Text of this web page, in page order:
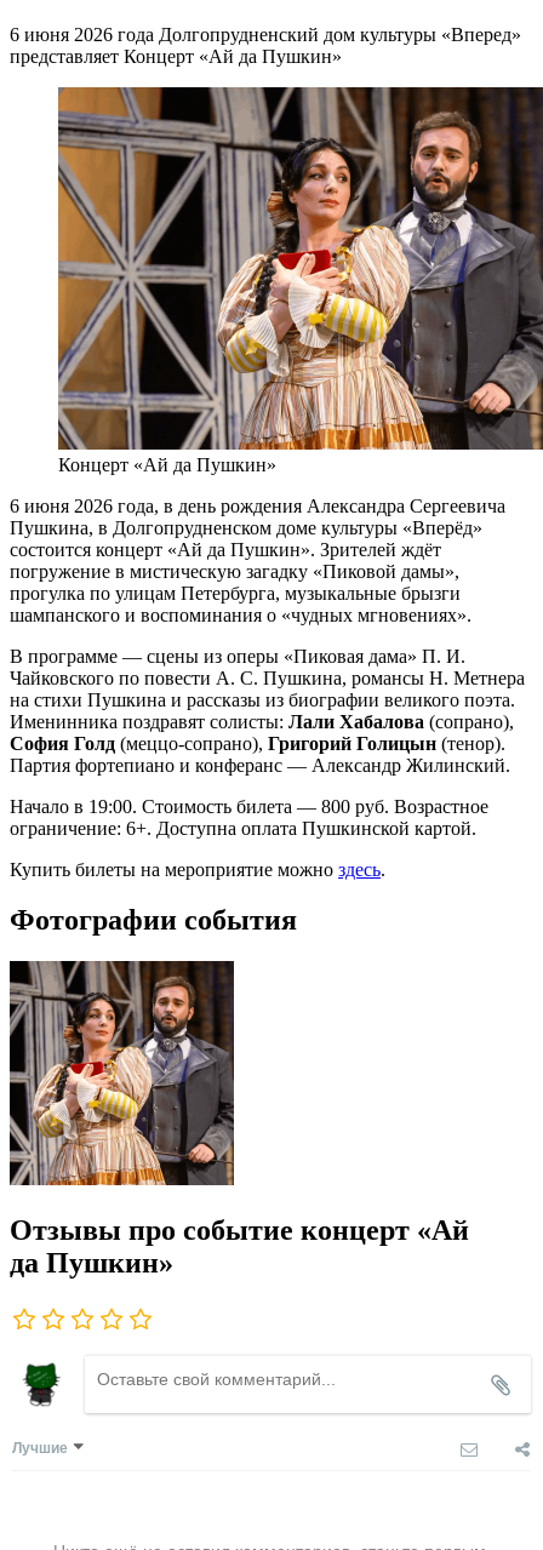
6 июня 2026 года Долгопрудненский дом культуры «Вперед»
представляет Концерт «Ай да Пушкин»
Концерт «Ай да Пушкин»
6 июня 2026 года, в день рождения Александра Сергеевича
Пушкина, в Долгопрудненском доме культуры «Вперёд»
состоится концерт «Ай да Пушкин». Зрителей ждёт
погружение в мистическую загадку «Пиковой дамы»,
прогулка по улицам Петербурга, музыкальные брызги
шампанского и воспоминания о «чудных мгновениях».
В программе — сцены из оперы «Пиковая дама» П. И.
Чайковского по повести А. С. Пушкина, романсы Н. Метнера
на стихи Пушкина и рассказы из биографии великого поэта.
Именинника поздравят солисты: Лали Хабалова (сопрано),
София Голд (меццо-сопрано), Григорий Голицын (тенор).
Партия фортепиано и конферанс — Александр Жилинский.
Начало в 19:00. Стоимость билета — 800 руб. Возрастное
ограничение: 6+. Доступна оплата Пушкинской картой.
Купить билеты на мероприятие можно здесь.
Фотографии события
Отзывы про событие концерт «Ай
да Пушкин»
Лучшие